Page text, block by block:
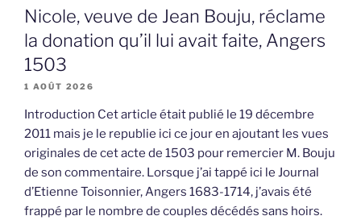
Nicole, veuve de Jean Bouju, réclame
la donation qu’il lui avait faite, Angers
1503
1 AOÛT 2026
Introduction Cet article était publié le 19 décembre
2011 mais je le republie ici ce jour en ajoutant les vues
originales de cet acte de 1503 pour remercier M. Bouju
de son commentaire. Lorsque j’ai tappé ici le Journal
d’Etienne Toisonnier, Angers 1683-1714, j’avais été
frappé par le nombre de couples décédés sans hoirs.